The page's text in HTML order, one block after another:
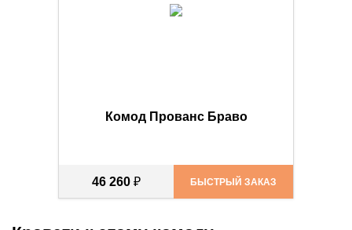
Комод Прованс Браво
46 260 ₽ БЫСТРЫЙ ЗАКАЗ